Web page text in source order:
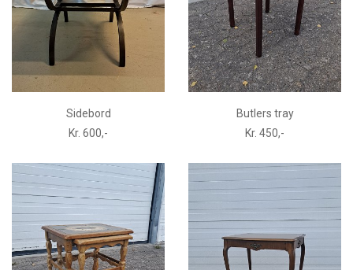
Sidebord
Kr. 600,-
Butlers tray
Kr. 450,-